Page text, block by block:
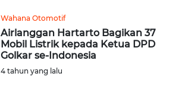
Wahana Otomotif
Airlanggan Hartarto Bagikan 37
Mobil Listrik kepada Ketua DPD
Golkar se-Indonesia
4 tahun yang lalu